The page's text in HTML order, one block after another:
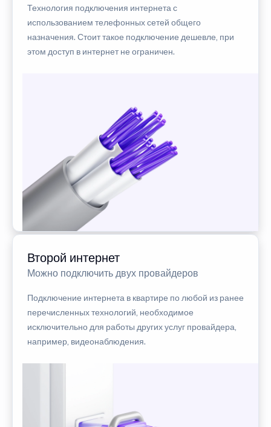
Технология подключения интернета с
использованием телефонных сетей общего
назначения. Стоит такое подключение дешевле, при
этом доступ в интернет не ограничен.
Второй интернет
Можно подключить двух провайдеров
Подключение интернета в квартире по любой из ранее
перечисленных технологий, необходимое
исключительно для работы других услуг провайдера,
например, видеонаблюдения.